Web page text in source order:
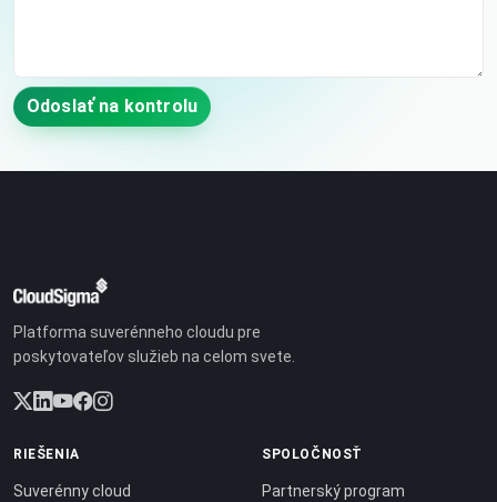
Odoslať na kontrolu
Platforma suverénneho cloudu pre
poskytovateľov služieb na celom svete.
RIEŠENIA
Suverénny cloud
SPOLOČNOSŤ
Partnerský program